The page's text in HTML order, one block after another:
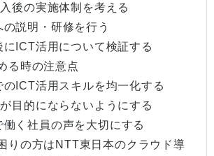
後の実施体制を考える
説明・研修を行う
ICT活用について検証する
る時の注意点
ICT活用スキルを均一化する
目的にならないようにする
く社員の声を大切にする
りの方はNTT東日本のクラウド導